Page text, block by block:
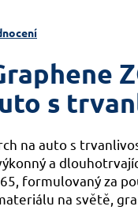
s
na auto s
a
formulovaný za
na světě,